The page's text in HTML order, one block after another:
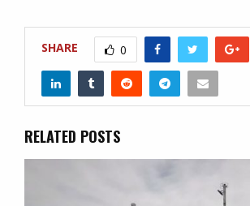
SHARE 0
RELATED POSTS